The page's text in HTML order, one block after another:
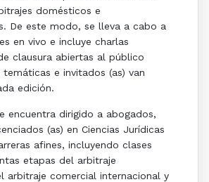
domésticos e
De este modo, se lleva a cabo a
en vivo e incluye charlas
clausura abiertas al público
temáticas e invitados (as) van
edición.
encuentra dirigido a abogados,
(as) en Ciencias Jurídicas
afines, incluyendo clases
etapas del arbitraje
arbitraje comercial internacional y